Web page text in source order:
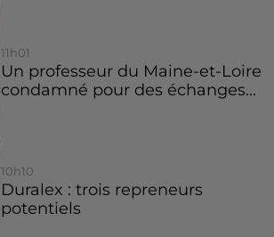
11h01
Un professeur du Maine-et-Loire
condamné pour des échanges...
10h10
Duralex : trois repreneurs
potentiels